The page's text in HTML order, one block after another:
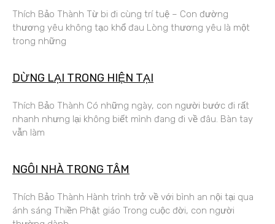
Thích Bảo Thành Từ bi đi cùng trí tuệ – Con đường
thương yêu không tạo khổ đau Lòng thương yêu là một
trong những
DỪNG LẠI TRONG HIỆN TẠI
Thích Bảo Thành Có những ngày, con người bước đi rất
nhanh nhưng lại không biết mình đang đi về đâu. Bàn tay
vẫn làm
NGÔI NHÀ TRONG TÂM
Thích Bảo Thành Hành trình trở về với bình an nội tại qua
ánh sáng Thiền Phật giáo Trong cuộc đời, con người